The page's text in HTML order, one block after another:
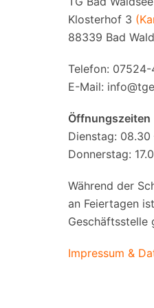
Klosterhof 3
88339 Bad
Telefon:
E-Mail:
Öffnungszeiten
Dienstag: 08.30
Donnerstag:
Während der
an Feiertagen
Geschäftsstelle
Impressum &